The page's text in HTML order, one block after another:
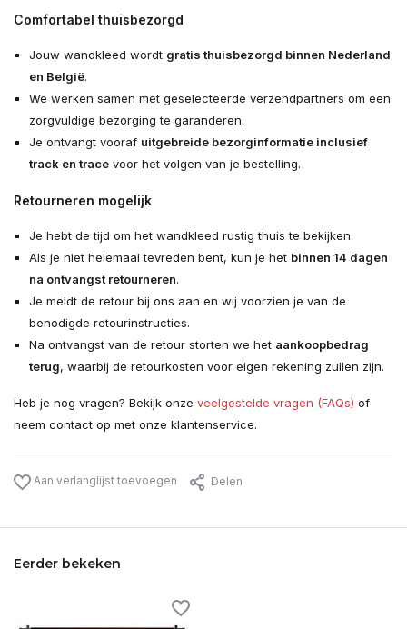
Comfortabel thuisbezorgd
Jouw wandkleed wordt gratis thuisbezorgd binnen Nederland
en België.
We werken samen met geselecteerde verzendpartners om een
zorgvuldige bezorging te garanderen.
Je ontvangt vooraf uitgebreide bezorginformatie inclusief
track en tracevoor het volgen van je bestelling.
Retourneren mogelijk
Je hebt de tijd om het wandkleed rustig thuis te bekijken.
Als je niet helemaal tevreden bent, kun je het binnen 14 dagen
na ontvangst retourneren.
Je meldt de retour bij ons aan en wij voorzien je van de
benodigde retourinstructies.
Na ontvangst van de retour storten we het aankoopbedrag
terug, waarbij de retourkosten voor eigen rekening zullen zijn.
Heb je nog vragen? Bekijk onze veelgestelde vragen (FAQs) of
neem contact op met onze klantenservice.
Aan verlanglijst toevoegen Delen
Eerder bekeken